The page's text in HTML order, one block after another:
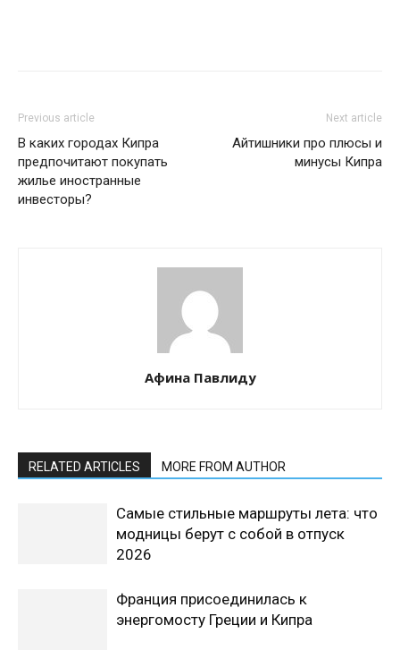
Previous article
В каких городах Кипра
предпочитают покупать
жилье иностранные
инвесторы?
Next article
Айтишники про плюсы и
минусы Кипра
Афина Павлиду
RELATED ARTICLES MORE FROM AUTHOR
Самые стильные маршруты лета: что
модницы берут с собой в отпуск
2026
Франция присоединилась к
энергомосту Греции и Кипра